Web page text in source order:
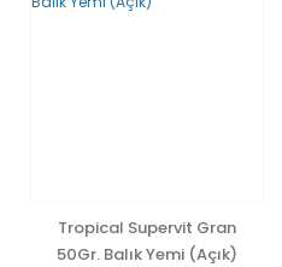
Tropical Supervit Gran
50Gr. Balık Yemi (Açık)